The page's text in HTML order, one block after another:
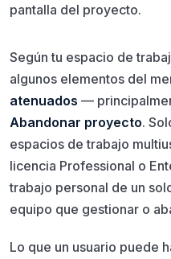
pantalla del proyecto.
Según tu espacio de
algunos elementos del
atenuados —
Abandonar proyecto.
espacios de trabajo
licencia Professional o
trabajo personal de un
equipo que gestionar o
Lo que un usuario puede